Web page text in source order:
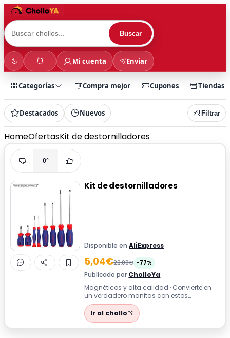
Buscar
Mi cuenta Enviar
Categorías Compra mejor Cupones Tiendas
Destacados Nuevos Filtrar
HomeOfertasKit de destornilladores
0°
Kit de destornilladores
Disponible enAliExpress
5,04€22,00€ -77%
Publicado por CholloYa
Magnéticos y alta calidad · Convierte en
un verdadero manitas con estos
destornilladores de precisión. Con
diferentes...
Ir al chollo